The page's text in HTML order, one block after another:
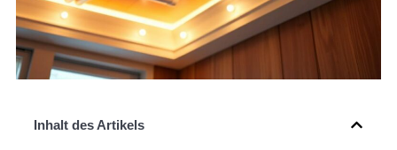
Inhalt des Artikels